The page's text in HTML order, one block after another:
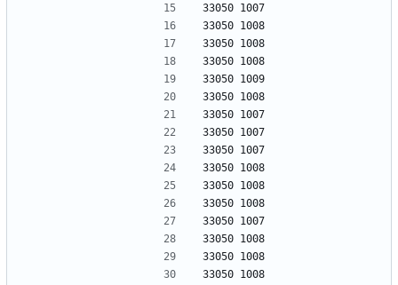
33050 1007
33050 1008
33050 1008
33050 1008
33050 1009
33050 1008
33050 1007
33050 1007
33050 1007
33050 1008
33050 1008
33050 1008
33050 1007
33050 1008
33050 1008
33050 1008